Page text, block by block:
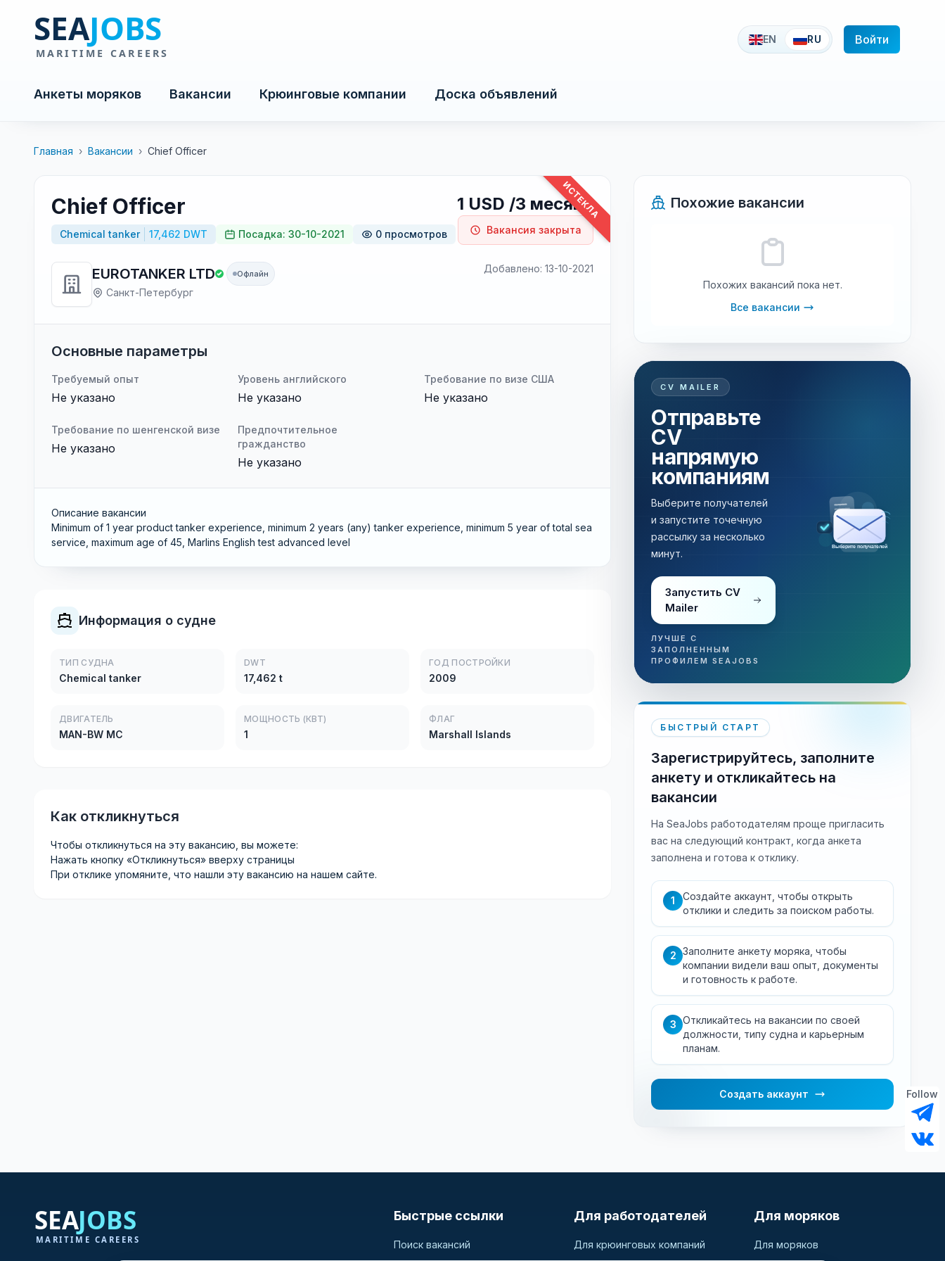
EN RU Войти
Анкеты моряков Вакансии Крюинговые компании Доска объявлений
Главная › Вакансии › Chief Officer
ИСТЕКЛА
Chief Officer
Chemical tanker 17,462 DWT Посадка: 30-10-2021 0 просмотров
1 USD /3 месяца
Вакансия закрыта
EUROTANKER LTD Офлайн
Санкт-Петербург
Добавлено: 13-10-2021
Основные параметры
Требуемый опыт
Не указано
Уровень английского
Не указано
Требование по визе США
Не указано
Требование по шенгенской визе
Не указано
Предпочтительное
гражданство
Не указано
Описание вакансии
Minimum of 1 year product tanker experience, minimum 2 years (any) tanker experience, minimum 5 year of total sea
service, maximum age of 45, Marlins English test advanced level
Информация о судне
ТИП СУДНА
Chemical tanker
DWT
17,462 t
ГОД ПОСТРОЙКИ
2009
ДВИГАТЕЛЬ
MAN-BW MC
МОЩНОСТЬ (КВТ)
1
ФЛАГ
Marshall Islands
Как откликнуться
Чтобы откликнуться на эту вакансию, вы можете:
Нажать кнопку «Откликнуться» вверху страницы
При отклике упомяните, что нашли эту вакансию на нашем сайте.
Похожие вакансии
Похожих вакансий пока нет.
Все вакансии
CV MAILER
Отправьте
CV
напрямую
компаниям
Выберите получателей
и запустите точечную
рассылку за несколько
минут.
Запустить CV
Mailer
ЛУЧШЕ С
ЗАПОЛНЕННЫМ
ПРОФИЛЕМ SEAJOBS
Выберите получателей
БЫСТРЫЙ СТАРТ
Зарегистрируйтесь, заполните
анкету и откликайтесь на
вакансии
На SeaJobs работодателям проще пригласить
вас на следующий контракт, когда анкета
заполнена и готова к отклику.
1
Создайте аккаунт, чтобы открыть
отклики и следить за поиском работы.
2
Заполните анкету моряка, чтобы
компании видели ваш опыт, документы
и готовность к работе.
3
Откликайтесь на вакансии по своей
должности, типу судна и карьерным
планам.
Создать аккаунт Follow
Быстрые ссылки
Поиск вакансий
Для работодателей
Для крюинговых компаний
Для моряков
Для моряков